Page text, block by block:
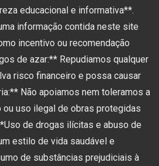
educacional e informativa**.
informação contida neste site
incentivo ou recomendação
de azar:** Repudiamos qualquer
risco financeiro e possa causar
Não apoiamos nem toleramos a
uso ilegal de obras protegidas
de drogas ilícitas e abuso de
estilo de vida saudável e
de substâncias prejudiciais à